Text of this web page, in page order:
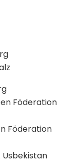
Föderation
Föderation